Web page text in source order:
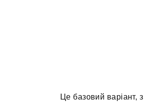
Це базовий варіант,